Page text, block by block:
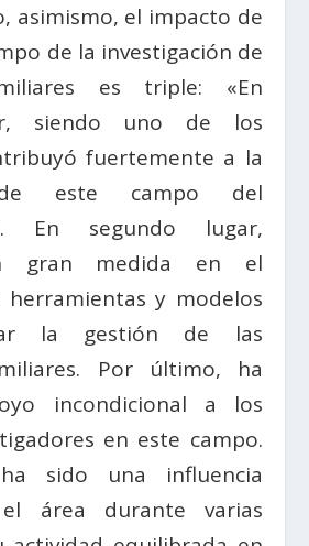
asimismo, el impacto de
de la investigación de
es triple: «En
siendo uno de los
fuertemente a la
este campo del
En segundo lugar,
gran medida en el
y modelos
la gestión de las
Por último, ha
incondicional a los
en este campo.
sido una influencia
área durante varias